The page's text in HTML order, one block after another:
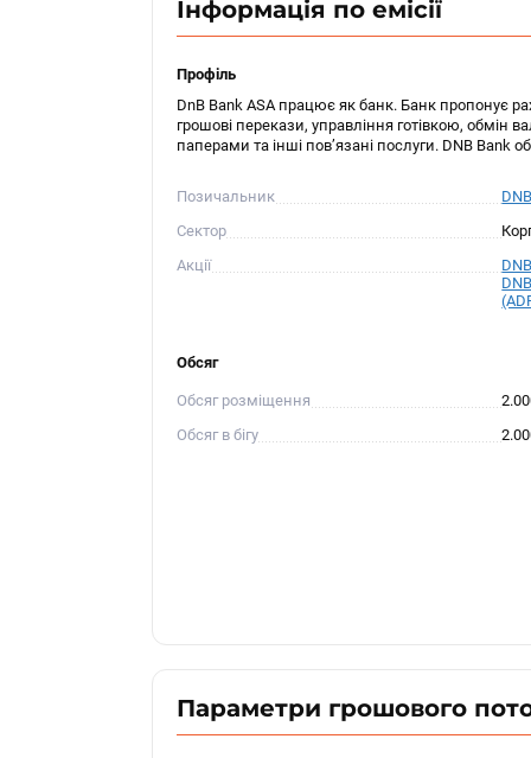
Інформація по емісії
Профіль
DnB Bank ASA працює як банк. Банк пропонує
грошові перекази, управління готівкою, обмін
паперами та інші пов’язані послуги. DNB Bank
Позичальник
Сектор
Акції
Обсяг
Обсяг розміщення
Обсяг в бігу
Параметри грошового